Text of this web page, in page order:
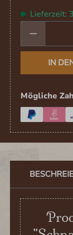
Lieferzeit:
Produkt
IN
Mögliche